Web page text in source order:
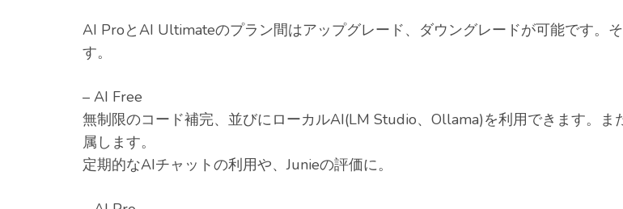
AI ProとAI Ultimateのプラン間はアップグレード、ダウングレードが可能です。
す。
– AI Free
無制限のコード補完、並びにローカルAI(LM Studio、Ollama)を利用できます。
属します。
定期的なAIチャットの利用や、Junieの評価に。